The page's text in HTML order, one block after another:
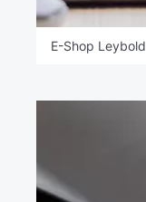
E-Shop Leybold